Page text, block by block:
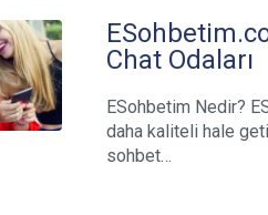
Chat Odaları
ESohbetim Nedir?
daha kaliteli hale
sohbet…